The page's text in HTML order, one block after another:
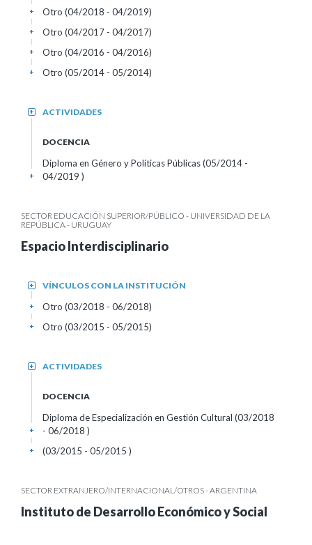
Otro (04/2018 - 04/2019)
+
Otro (04/2017 - 04/2017)
+
Otro (04/2016 - 04/2016)
+
Otro (05/2014 - 05/2014)
+
ACTIVIDADES
+
DOCENCIA
Diploma en Género y Políticas Públicas (05/2014 -
04/2019 )
+
SECTOR EDUCACIÓN SUPERIOR/PÚBLICO - UNIVERSIDAD DE LA
REPÚBLICA - URUGUAY
Espacio Interdisciplinario
VÍNCULOS CON LA INSTITUCIÓN
+
Otro (03/2018 - 06/2018)
+
Otro (03/2015 - 05/2015)
+
ACTIVIDADES
+
DOCENCIA
Diploma de Especialización en Gestión Cultural (03/2018
- 06/2018 )
+
(03/2015 - 05/2015 )
+
SECTOR EXTRANJERO/INTERNACIONAL/OTROS - ARGENTINA
Instituto de Desarrollo Económico y Social